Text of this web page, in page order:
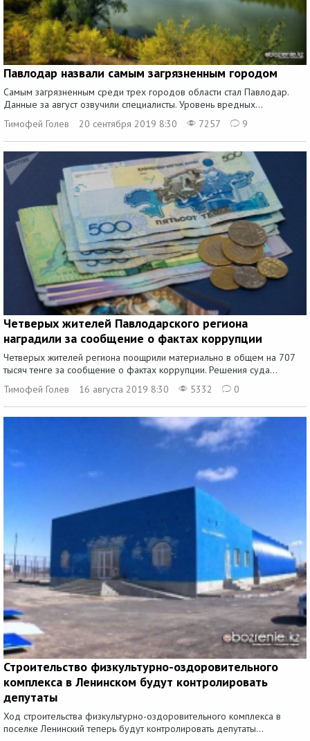
Павлодар назвали самым загрязненным городом
Самым загрязненным среди трех городов области стал Павлодар.
Данные за август озвучили специалисты. Уровень вредных...
Тимофей Голев
20 сентября 2019 8:30 7257 9
Четверых жителей Павлодарского региона
наградили за сообщение о фактах коррупции
Четверых жителей региона поощрили материально в общем на 707
тысяч тенге за сообщение о фактах коррупции. Решения суда...
Тимофей Голев
16 августа 2019 8:30 5332 0
Строительство физкультурно-оздоровительного
комплекса в Ленинском будут контролировать
депутаты
Ход строительства физкультурно-оздоровительного комплекса в
поселке Ленинский теперь будут контролировать депутаты...